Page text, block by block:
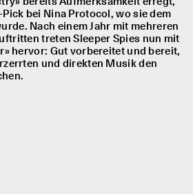
bei Nina Protocol, wo sie dem
Nach einem Jahr mit mehreren
treten Sleeper Spies nun mit
hervor: Gut vorbereitet und bereit,
und direkten Musik den